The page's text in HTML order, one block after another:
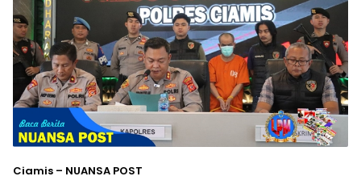
Ciamis – NUANSA POST